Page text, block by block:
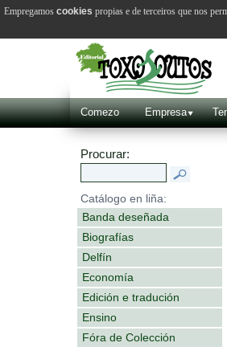
Comezo Empresa
Procurar:
Catálogo en liña:
Banda deseñada
Biografías
Delfín
Economía
Edición e tradución
Ensino
Fóra de Colección
Empregamos cookies propias e de terceiros que nos